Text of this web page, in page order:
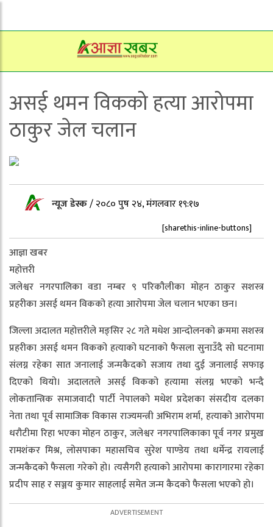
असई थमन विकको हत्या आरोपमा
ठाकुर जेल चलान
न्यूज डेस्क/२०८० पुष २४, मंगलवार १९:१७
[sharethis-inline-buttons]
आज्ञा खबर
महोत्तरी
जलेश्वर नगरपालिका वडा नम्बर ९ परिकौलीका मोहन ठाकुर सशस्त्र
प्रहरीका असई थमन विकको हत्या आरोपमा जेल चलान भएका छन।
जिल्ला अदालत महोत्तरीले मङ्सिर २८ गते मधेश आन्दोलनको क्रममा सशस्त्र
प्रहरीका असई थमन विकको हत्याको घटनाको फैसला सुनाउँदै सो घटनामा
संलग्न रहेका सात जनालाई जन्मकैदको सजाय तथा दुई जनालाई सफाइ
दिएको थियो। अदालतले असई विकको हत्यामा संलग्न भएको भन्दै
लोकतान्त्रिक समाजवादी पार्टी नेपालको मधेश प्रदेशका संसदीय दलका
नेता तथा पूर्व सामाजिक विकास राज्यमन्त्री अभिराम शर्मा, हत्याको आरोपमा
धरौटीमा रिहा भएका मोहन ठाकुर, जलेश्वर नगरपालिकाका पूर्व नगर प्रमुख
रामशंकर मिश्र, लोसपाका महासचिव सुरेश पाण्डेय तथा धर्मेन्द्र रायलाई
जन्मकैदको फैसला गरेको हो। त्यसैगरी हत्याको आरोपमा कारागारमा रहेका
प्रदीप साह र सञ्जय कुमार साहलाई समेत जन्म कैदको फैसला भएको हो।